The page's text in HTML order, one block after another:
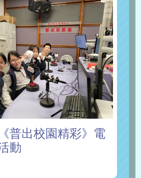
普出校園精彩》電
動